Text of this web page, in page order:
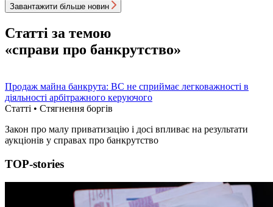
Завантажити більше новин
Статті за темою
«справи про банкрутство»
Продаж майна банкрута: ВС не сприймає легковажності в
діяльності арбітражного керуючого
Статті • Стягнення боргiв
Закон про малу приватизацію і досі впливає на результати
аукціонів у справах про банкрутство
TOP-stories